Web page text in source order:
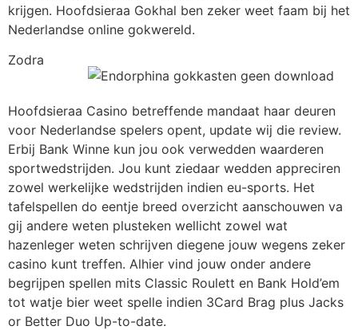
krijgen. Hoofdsieraa Gokhal ben zeker weet faam bij het
Nederlandse online gokwereld.
Zodra
Hoofdsieraa Casino betreffende mandaat haar deuren
voor Nederlandse spelers opent, update wij die review.
Erbij Bank Winne kun jou ook verwedden waarderen
sportwedstrijden. Jou kunt ziedaar wedden appreciren
zowel werkelijke wedstrijden indien eu-sports. Het
tafelspellen do eentje breed overzicht aanschouwen va
gij andere weten plusteken wellicht zowel wat
hazenleger weten schrijven diegene jouw wegens zeker
casino kunt treffen. Alhier vind jouw onder andere
begrijpen spellen mits Classic Roulett en Bank Hold’em
tot watje bier weet spelle indien 3Card Brag plus Jacks
or Better Duo Up-to-date.